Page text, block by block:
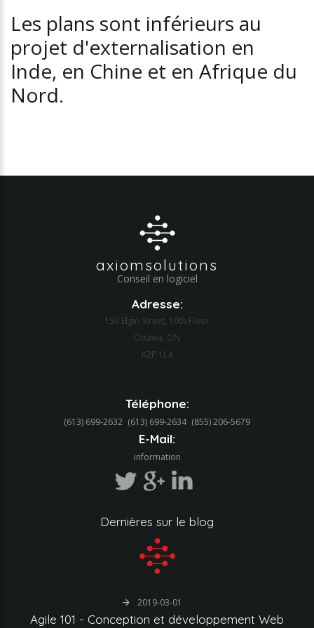
Les plans sont inférieurs au
projet d'externalisation en
Inde, en Chine et en Afrique du
Nord.
axiomsolutions
Conseil en logiciel
Adresse:
150 Elgin Street, 10th Floor
Ottawa, ON
K2P 1L4
Téléphone:
(613) 699-2632 (613) 699-2634‬ (855) 206-5679‬
E-Mail:
information
Dernières sur le blog
2019-03-01
Agile 101 - Conception et développement Web